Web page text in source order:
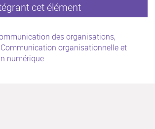
cet élément
des organisations,
organisationnelle et
numérique